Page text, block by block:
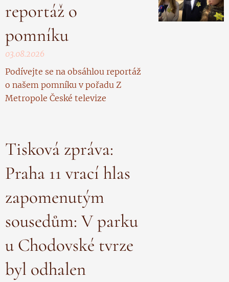
reportáž o
pomníku
03.08.2026
Podívejte se na obsáhlou reportáž
o našem pomníku v pořadu Z
Metropole České televize
Tisková zpráva:
Praha 11 vrací hlas
zapomenutým
sousedům: V parku
u Chodovské tvrze
byl odhalen